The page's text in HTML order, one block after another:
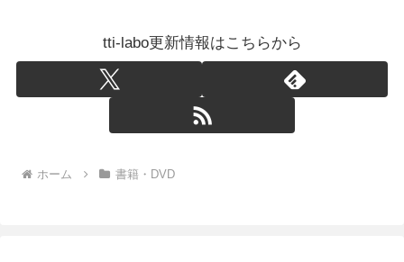
tti-labo更新情報はこちらから
ホーム 書籍・DVD